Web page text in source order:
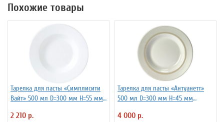
Похожие товары
Тарелка для пасты «Симплисити
Вайт» 500 мл D=300 мм H=55 мм
2 210 р.
Тарелка для пасты «Антуанетт»
500 мл D=300 мм H=45 мм
4 000 р.